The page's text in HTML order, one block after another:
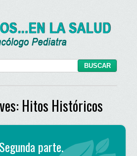
Hitos Históricos
parte.